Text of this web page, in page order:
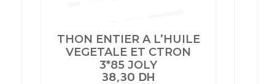
THON ENTIER A L’HUILE
VEGETALE ET CTRON
3*85 JOLY
38,30 DH